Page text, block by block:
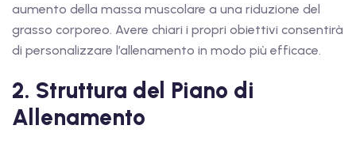
aumento della massa muscolare a una riduzione del
grasso corporeo. Avere chiari i propri obiettivi consentirà
di personalizzare l’allenamento in modo più efficace.
2. Struttura del Piano di
Allenamento